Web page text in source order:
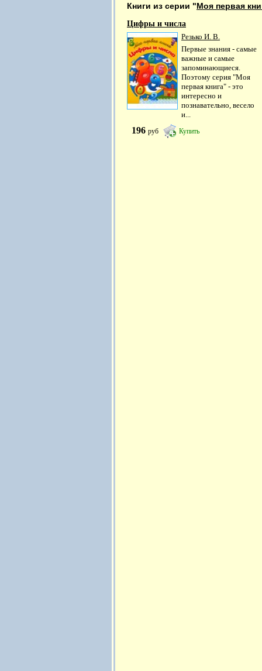
Книги из серии "Моя первая
Цифры и числа
Резько И. В.
Первые знания - самые
важные и самые
запоминающиеся.
Поэтому серия "Моя
первая книга" - это
интересно и
познавательно, весело
и...
196 руб Купить